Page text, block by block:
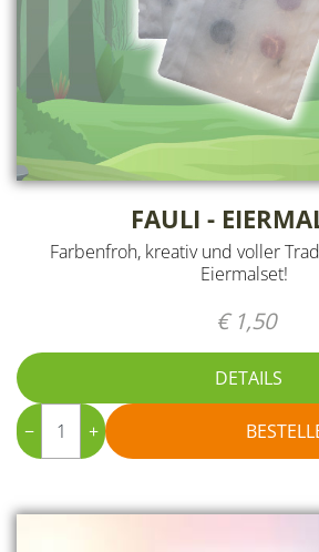
FAULI -
Farbenfroh, kreativ und voller
Eiermalset!
€ 1,50
DETAILS
− +